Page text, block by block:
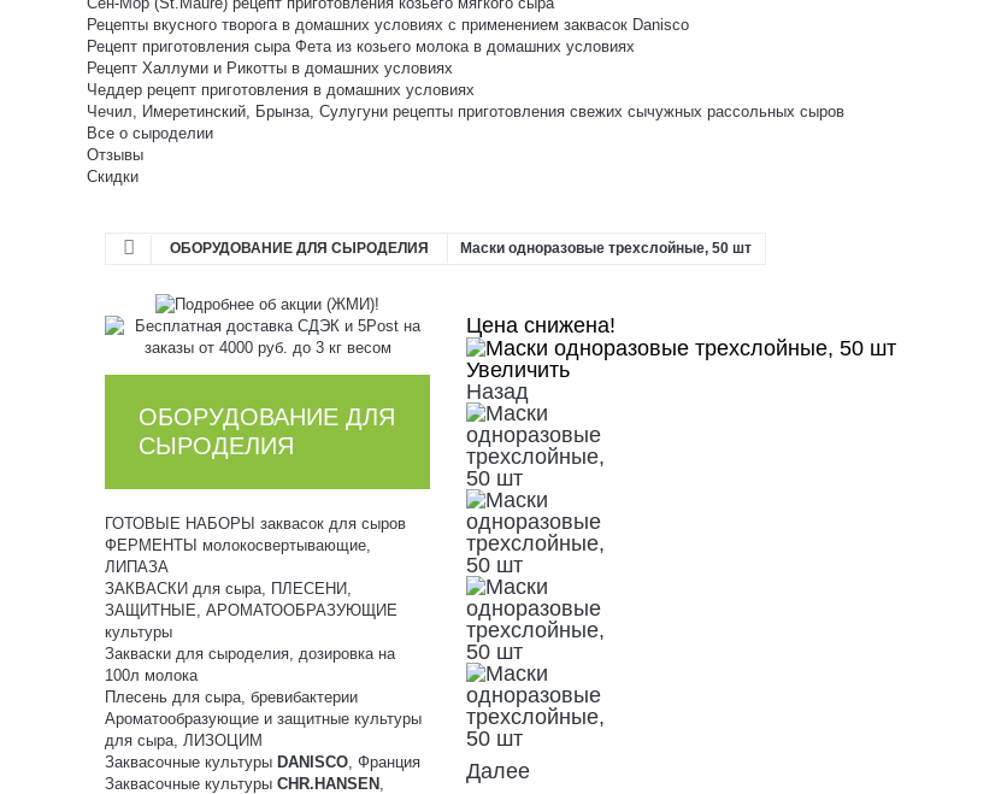
Рецепты вкусного творога в домашних условиях с применением заквасок Danisco
Рецепт приготовления сыра Фета из козьего молока в домашних условиях
Рецепт Халлуми и Рикотты в домашних условиях
Чеддер рецепт приготовления в домашних условиях
Чечил, Имеретинский, Брынза, Сулугуни рецепты приготовления свежих сычужных рассольных сыров
Все о сыроделии
Отзывы
Скидки
ОБОРУДОВАНИЕ ДЛЯ СЫРОДЕЛИЯ Маски одноразовые трехслойные, 50 шт
ОБОРУДОВАНИЕ ДЛЯ
СЫРОДЕЛИЯ
ГОТОВЫЕ НАБОРЫ заквасок для сыров
ФЕРМЕНТЫ молокосвертывающие,
ЛИПАЗА
ЗАКВАСКИ для сыра, ПЛЕСЕНИ,
ЗАЩИТНЫЕ, АРОМАТООБРАЗУЮЩИЕ
культуры
Закваски для сыроделия, дозировка на
100л молока
Плесень для сыра, бревибактерии
Ароматообразующие и защитные культуры
для сыра, ЛИЗОЦИМ
Заквасочные культуры DANISCO , Франция
Заквасочные культуры CHR.HANSEN
Цена снижена!
Увеличить
Назад
Далее